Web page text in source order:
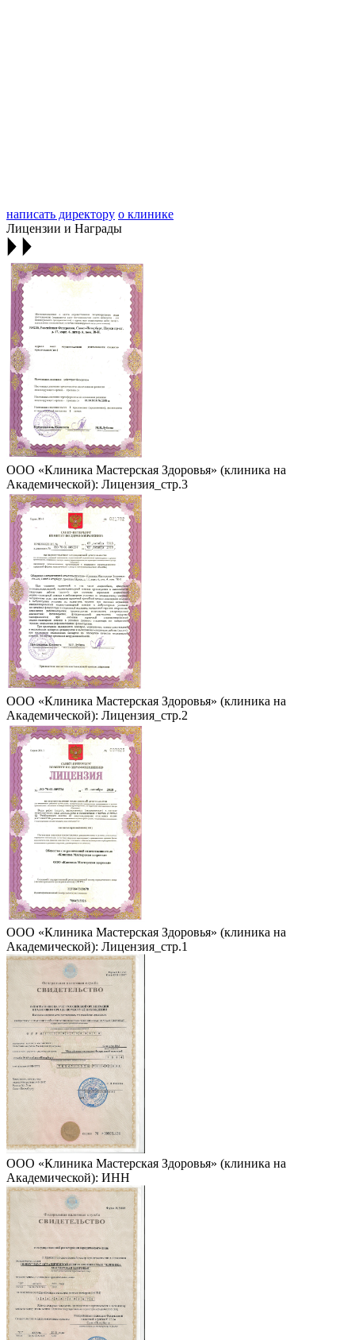
написать директору о клинике
Лицензии и Награды
ООО «Клиника Мастерская Здоровья» (клиника на
Академической): Лицензия_стр.3
ООО «Клиника Мастерская Здоровья» (клиника на
Академической): Лицензия_стр.2
ООО «Клиника Мастерская Здоровья» (клиника на
Академической): Лицензия_стр.1
ООО «Клиника Мастерская Здоровья» (клиника на
Академической): ИНН